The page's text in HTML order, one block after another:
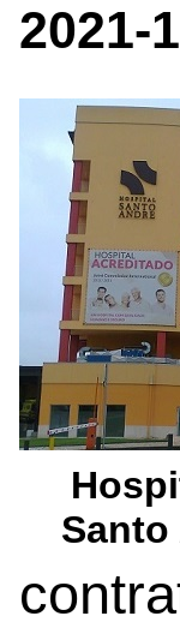
2021-
Santo